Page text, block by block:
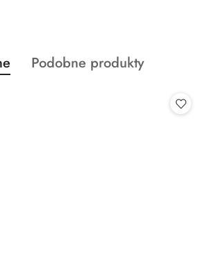
produktów
Produkty
Podobne produkty